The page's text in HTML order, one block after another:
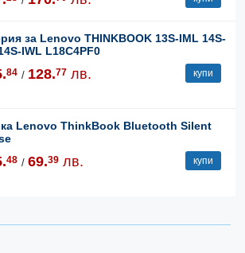
за Lenovo THINKBOOK 13S-IML 14S-
IWL L18C4PF0
84 / 128.77 лв. купи
Lenovo ThinkBook Bluetooth Silent
48 / 69.39 лв. купи